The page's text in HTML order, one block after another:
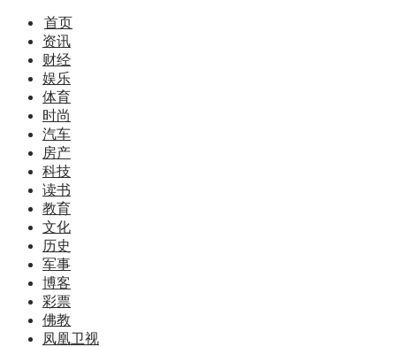
首页
资讯
财经
娱乐
体育
时尚
汽车
房产
科技
读书
教育
文化
历史
军事
博客
彩票
佛教
凤凰卫视